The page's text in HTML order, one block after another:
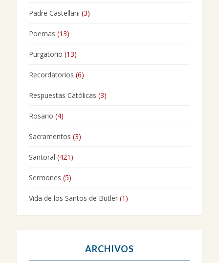
Padre Castellani (3)
Poemas (13)
Purgatorio (13)
Recordatorios (6)
Respuestas Católicas (3)
Rosario (4)
Sacramentos (3)
Santoral (421)
Sermones (5)
Vida de los Santos de Butler(1)
ARCHIVOS